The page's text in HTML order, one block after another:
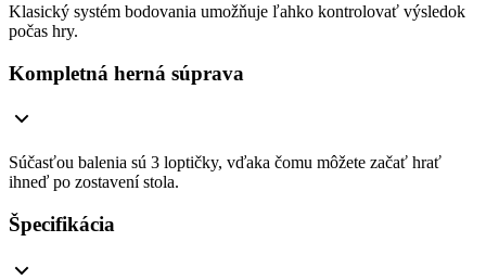
Klasický systém bodovania umožňuje ľahko kontrolovať výsledok
počas hry.
Kompletná herná súprava
Súčasťou balenia sú 3 loptičky, vďaka čomu môžete začať hrať
ihneď po zostavení stola.
Špecifikácia